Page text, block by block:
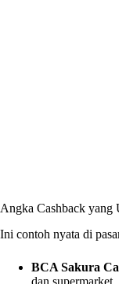
Angka Cashback yang
Ini contoh nyata di
BCA Sakura
dan